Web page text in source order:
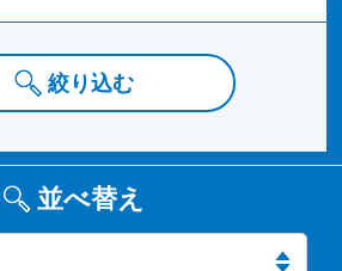
絞り込む
並べ替え